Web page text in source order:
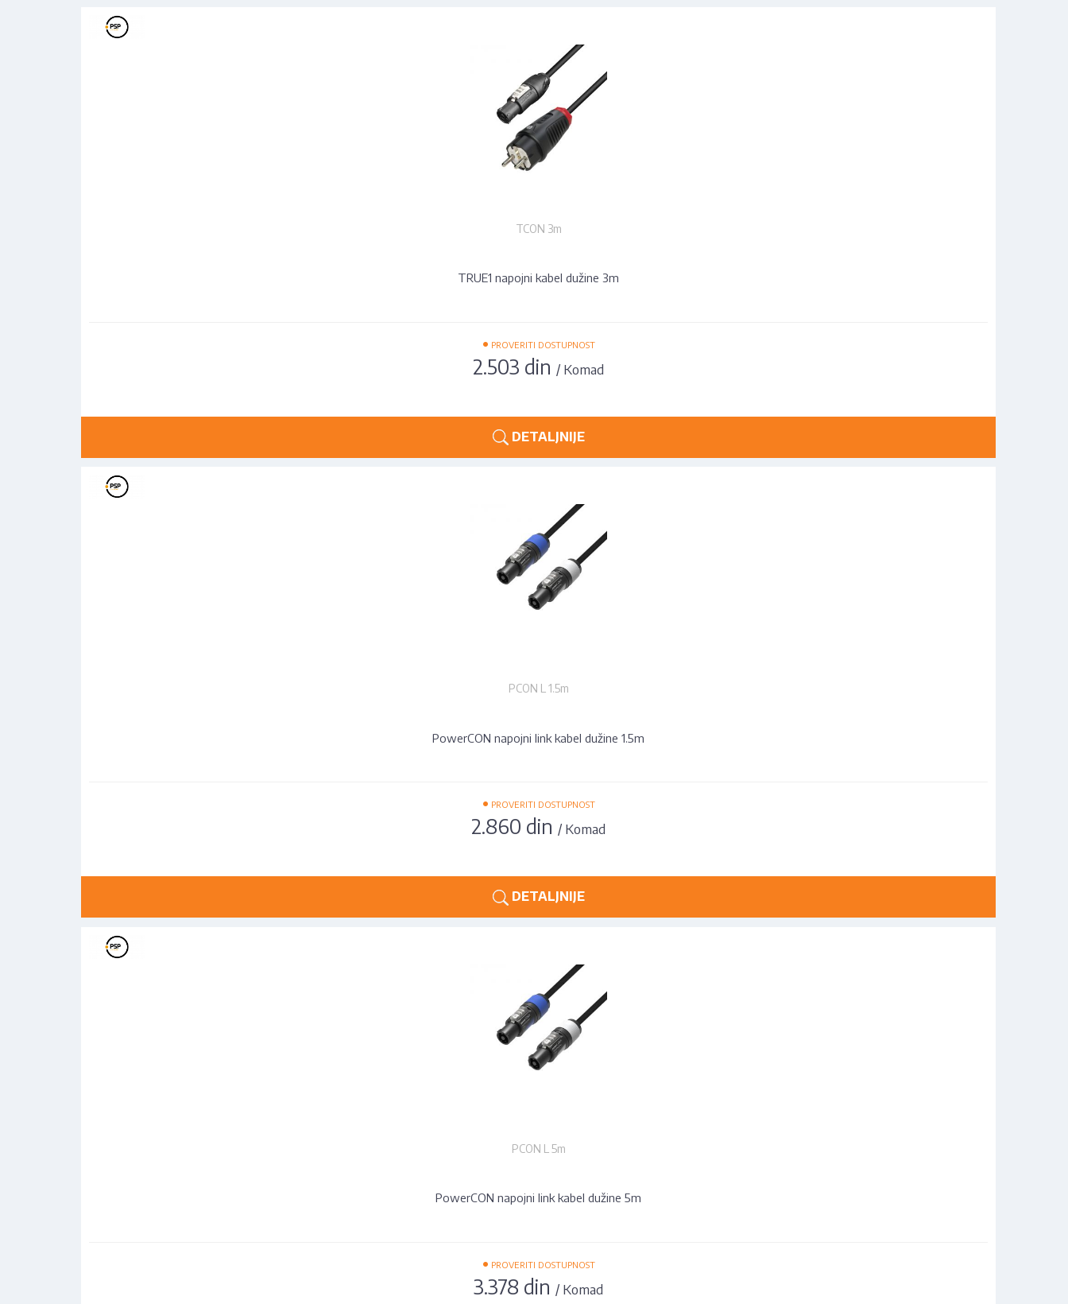
TCON 3m
TRUE1 napojni kabel dužine 3m
• PROVERITI DOSTUPNOST
2.503 din / Komad
DETALJNIJE
PCON L 1.5m
PowerCON napojni link kabel dužine 1.5m
• PROVERITI DOSTUPNOST
2.860 din / Komad
DETALJNIJE
PCON L 5m
PowerCON napojni link kabel dužine 5m
• PROVERITI DOSTUPNOST
3.378 din / Komad